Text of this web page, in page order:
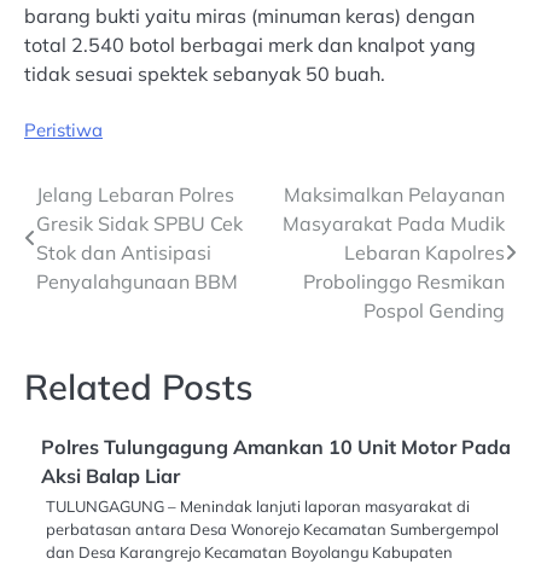
barang bukti yaitu miras (minuman keras) dengan
total 2.540 botol berbagai merk dan knalpot yang
tidak sesuai spektek sebanyak 50 buah.
Peristiwa
Post
navigation
Jelang Lebaran Polres
Gresik Sidak SPBU Cek
Stok dan Antisipasi
Penyalahgunaan BBM
Maksimalkan Pelayanan
Masyarakat Pada Mudik
Lebaran Kapolres
Probolinggo Resmikan
Pospol Gending
Related Posts
Polres Tulungagung Amankan 10 Unit Motor Pada
Aksi Balap Liar
TULUNGAGUNG – Menindak lanjuti laporan masyarakat di
perbatasan antara Desa Wonorejo Kecamatan Sumbergempol
dan Desa Karangrejo Kecamatan Boyolangu Kabupaten